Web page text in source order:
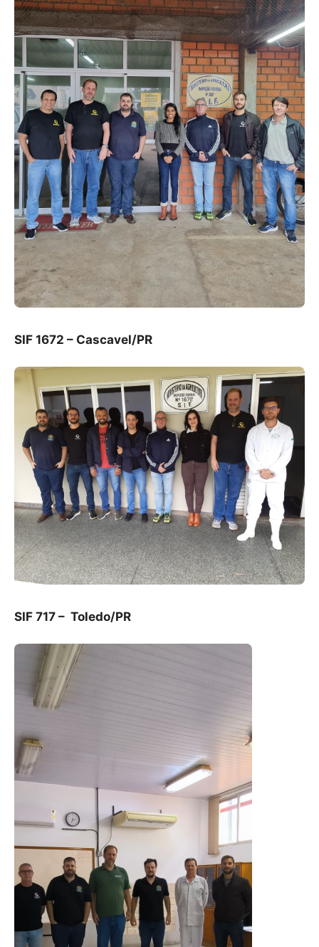
SIF 1672 – Cascavel/PR
SIF 717 – Toledo/PR